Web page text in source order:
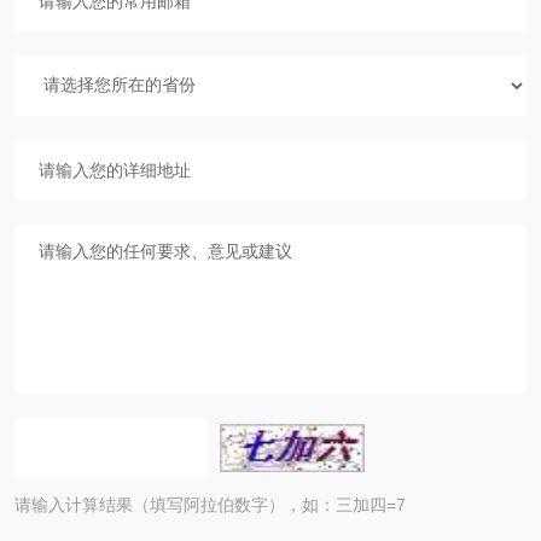
请输入计算结果（填写阿拉伯数字），如：三加四=7